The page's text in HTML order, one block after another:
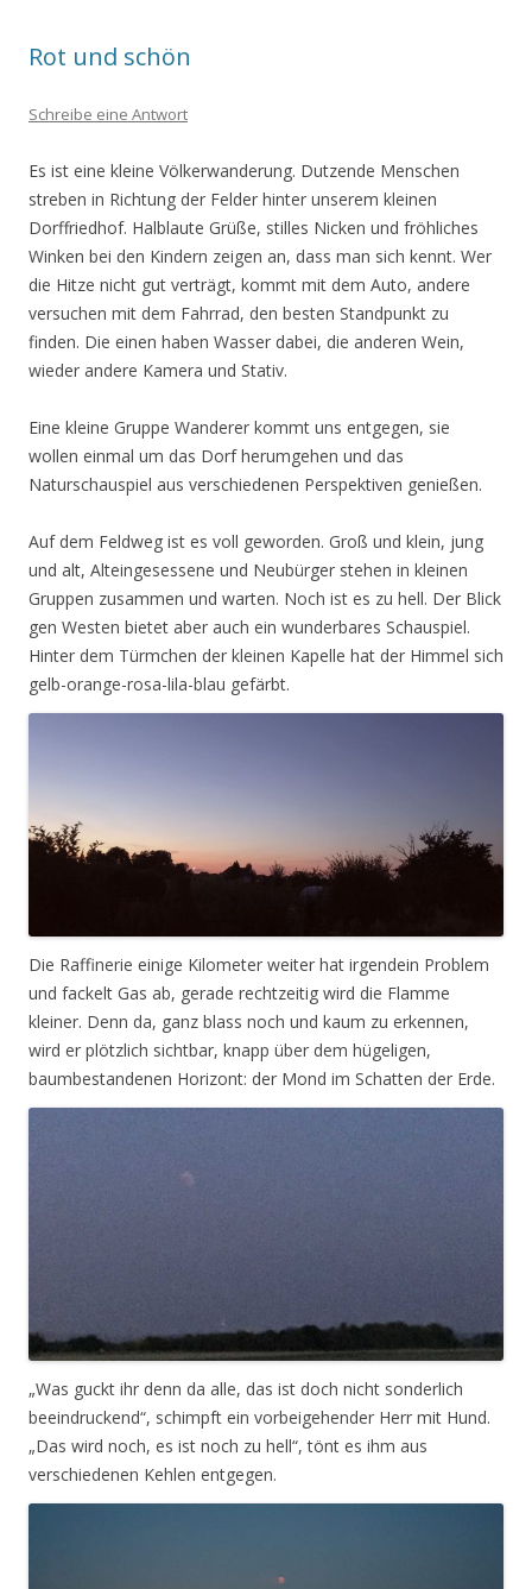
Rot und schön
Schreibe eine Antwort
Es ist eine kleine Völkerwanderung. Dutzende Menschen
streben in Richtung der Felder hinter unserem kleinen
Dorffriedhof. Halblaute Grüße, stilles Nicken und fröhliches
Winken bei den Kindern zeigen an, dass man sich kennt. Wer
die Hitze nicht gut verträgt, kommt mit dem Auto, andere
versuchen mit dem Fahrrad, den besten Standpunkt zu
finden. Die einen haben Wasser dabei, die anderen Wein,
wieder andere Kamera und Stativ.
Eine kleine Gruppe Wanderer kommt uns entgegen, sie
wollen einmal um das Dorf herumgehen und das
Naturschauspiel aus verschiedenen Perspektiven genießen.
Auf dem Feldweg ist es voll geworden. Groß und klein, jung
und alt, Alteingesessene und Neubürger stehen in kleinen
Gruppen zusammen und warten. Noch ist es zu hell. Der Blick
gen Westen bietet aber auch ein wunderbares Schauspiel.
Hinter dem Türmchen der kleinen Kapelle hat der Himmel sich
gelb-orange-rosa-lila-blau gefärbt.
Die Raffinerie einige Kilometer weiter hat irgendein Problem
und fackelt Gas ab, gerade rechtzeitig wird die Flamme
kleiner. Denn da, ganz blass noch und kaum zu erkennen,
wird er plötzlich sichtbar, knapp über dem hügeligen,
baumbestandenen Horizont: der Mond im Schatten der Erde.
„Was guckt ihr denn da alle, das ist doch nicht sonderlich
beeindruckend“, schimpft ein vorbeigehender Herr mit Hund.
„Das wird noch, es ist noch zu hell“, tönt es ihm aus
verschiedenen Kehlen entgegen.